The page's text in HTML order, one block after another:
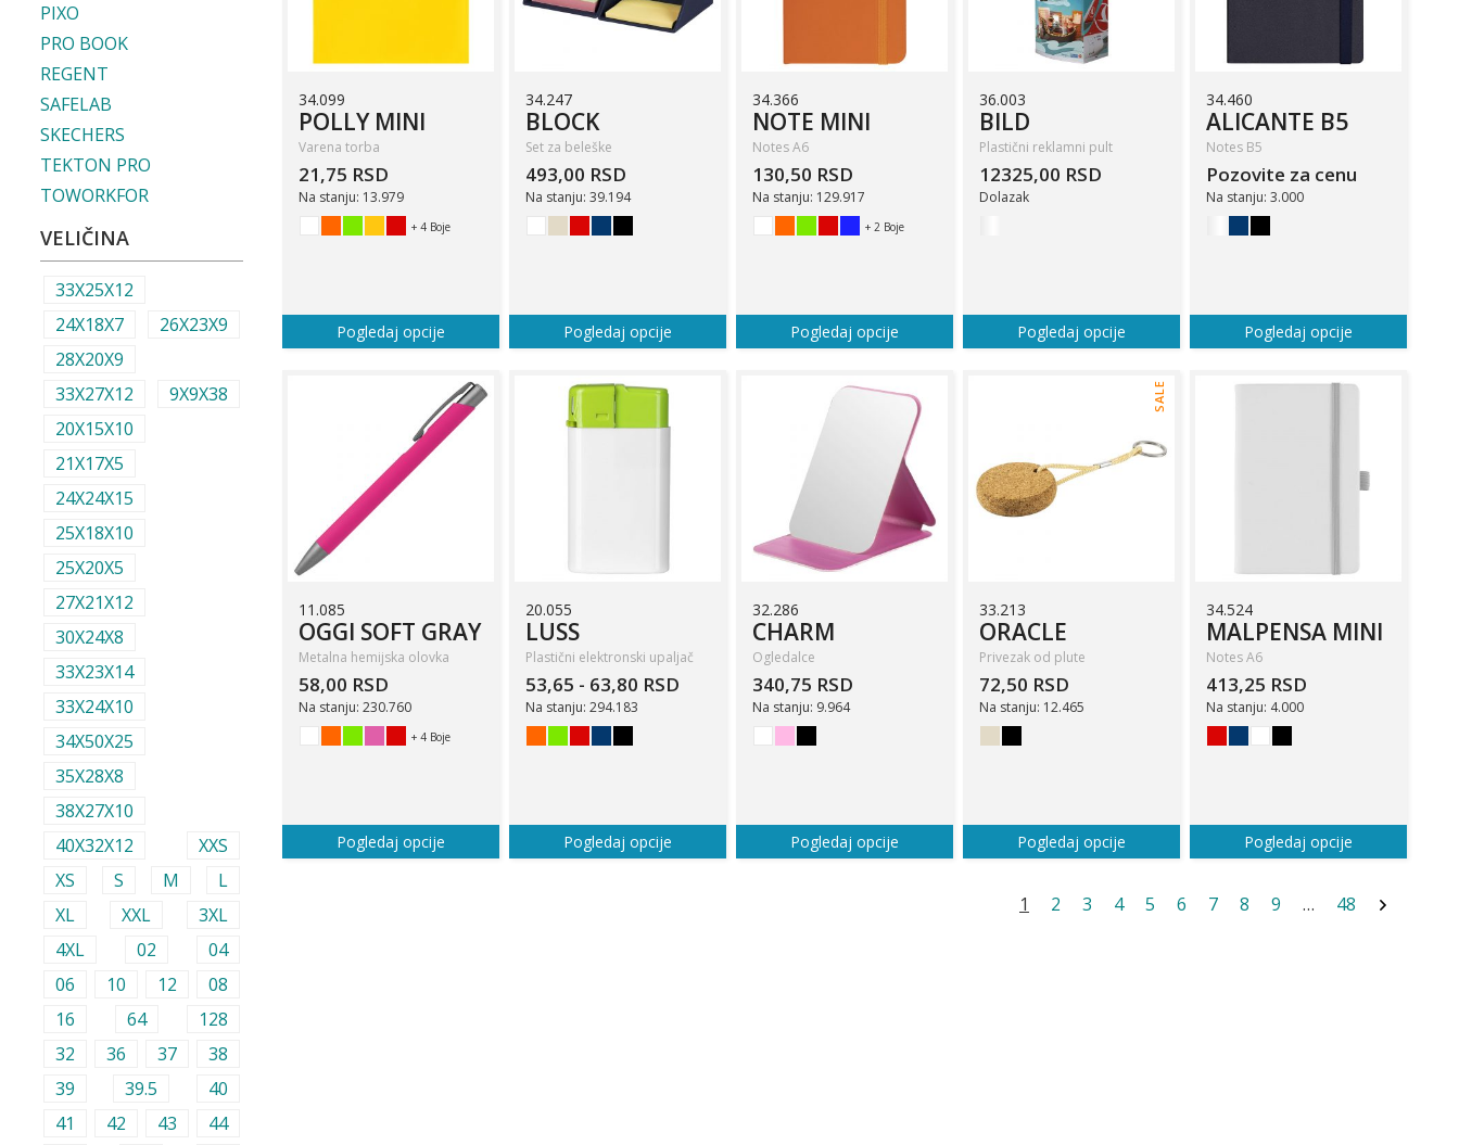
34.099
POLLY MINI
Varena torba
21,75 RSD
Na stanju: 13.979
+ 4 Boje
Pogledaj opcije
34.247
BLOCK
Set za beleške
493,00 RSD
Na stanju: 39.194
Pogledaj opcije
34.366
NOTE MINI
Notes A6
130,50 RSD
Na stanju: 129.917
+ 2 Boje
Pogledaj opcije
36.003
BILD
Plastični reklamni pult
12325,00 RSD
Dolazak
Pogledaj opcije
34.460
ALICANTE B5
Notes B5
Pozovite za cenu
Na stanju: 3.000
Pogledaj opcije
11.085
OGGI SOFT GRAY
Metalna hemijska olovka
58,00 RSD
Na stanju: 230.760
+ 4 Boje
Pogledaj opcije
20.055
LUSS
Plastični elektronski upaljač
53,65 - 63,80 RSD
Na stanju: 294.183
Pogledaj opcije
32.286
CHARM
Ogledalce
340,75 RSD
Na stanju: 9.964
Pogledaj opcije
SALE
33.213
ORACLE
Privezak od plute
72,50 RSD
Na stanju: 12.465
Pogledaj opcije
34.524
MALPENSA MINI
Notes A6
413,25 RSD
Na stanju: 4.000
Pogledaj opcije
1 2 3 4 5 6 7 8 9 … 48
PIXO
PRO BOOK
REGENT
SAFELAB
SKECHERS
TEKTON PRO
TOWORKFOR
VELIČINA
33X25X12
24X18X7
26X23X9
28X20X9
33X27X12
9X9X38
20X15X10
21X17X5
24X24X15
25X18X10
25X20X5
27X21X12
30X24X8
33X23X14
33X24X10
34X50X25
35X28X8
38X27X10
40X32X12
XXS
XS
S M
L
XL
XXL
3XL
4XL
02
04
06
10 12
08
16
64
128
32
36 37
38
39
39.5
40
41
42 43
44